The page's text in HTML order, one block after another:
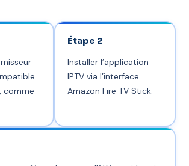
comme
Étape 2
Installer l’application
IPTV via l’interface
Amazon Fire TV Stick.